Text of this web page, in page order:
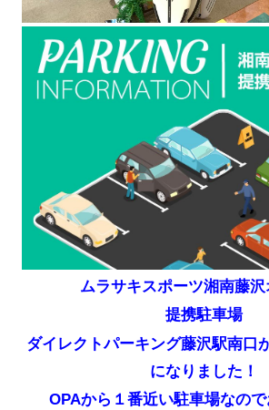
ムラサキスポーツ湘南藤
提携駐車場
ダイレクトパーキング藤沢駅南口
になりました！
OPAから１番近い駐車場なの